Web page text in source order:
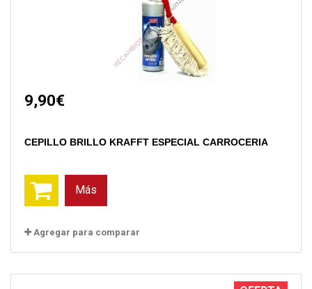
9,90€
CEPILLO BRILLO KRAFFT ESPECIAL CARROCERIA
Más
Agregar para comparar